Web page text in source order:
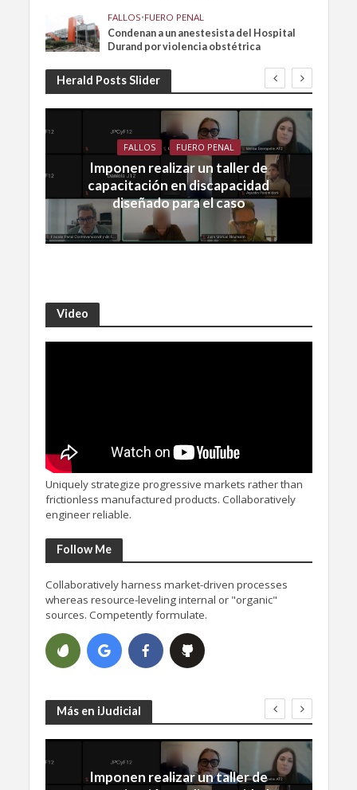
FALLOS•FUERO PENAL
Condenan a un anestesista del Hospital
Durand por violencia obstétrica
Herald Posts Slider
FALLOS FUERO PENAL
Imponen realizar un taller de
capacitación en discapacidad
diseñado para el caso
Video
Uniquely strategize progressive markets rather than
frictionless manufactured products. Collaboratively
engineer reliable.
Follow Me
Collaboratively harness market-driven processes
whereas resource-leveling internal or "organic"
sources. Competently formulate.
Más en iJudicial
Imponen realizar un taller de